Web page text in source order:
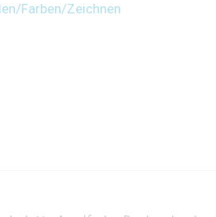
Farben/Zeichnen